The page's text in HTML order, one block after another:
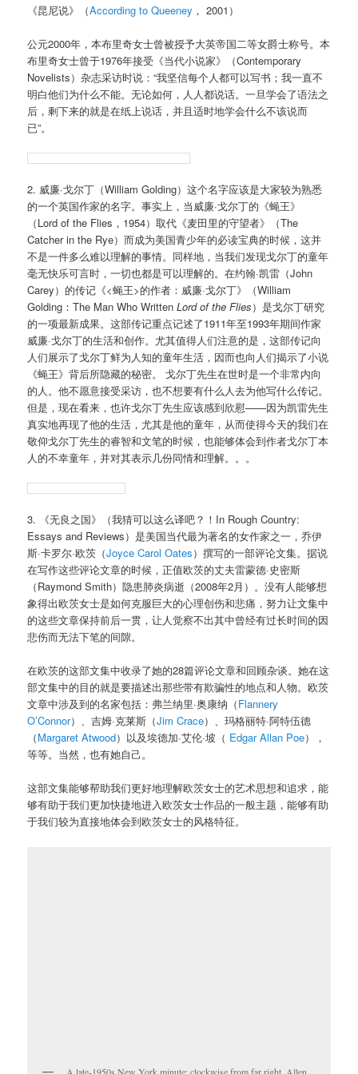
《昆尼说》（According to Queeney ， 2001）
公元2000年，本布里奇女士曾被授予大英帝国二等女爵士称号。本
布里奇女士曾于1976年接受《当代小说家》（Contemporary
Novelists）杂志采访时说：“我坚信每个人都可以写书；我一直不
明白他们为什么不能。无论如何，人人都说话。一旦学会了语法之
后，剩下来的就是在纸上说话，并且适时地学会什么不该说而
已”。
2. 威廉·戈尔丁（William Golding）这个名字应该是大家较为熟悉
的一个英国作家的名字。事实上，当威廉·戈尔丁的《蝇王》
（Lord of the Flies，1954）取代《麦田里的守望者》（The
Catcher in the Rye）而成为美国青少年的必读宝典的时候，这并
不是一件多么难以理解的事情。同样地，当我们发现戈尔丁的童年
毫无快乐可言时，一切也都是可以理解的。在约翰·凯雷（John
Carey）的传记《<蝇王>的作者：威廉·戈尔丁》（William
Golding：The Man Who WrittenLord of the Flies）是戈尔丁研究
的一项最新成果。这部传记重点记述了1911年至1993年期间作家
威廉·戈尔丁的生活和创作。尤其值得人们注意的是，这部传记向
人们展示了戈尔丁鲜为人知的童年生活，因而也向人们揭示了小说
《蝇王》背后所隐藏的秘密。 戈尔丁先生在世时是一个非常内向
的人。他不愿意接受采访，也不想要有什么人去为他写什么传记。
但是，现在看来，也许戈尔丁先生应该感到欣慰——因为凯雷先生
真实地再现了他的生活，尤其是他的童年，从而使得今天的我们在
敬仰戈尔丁先生的睿智和文笔的时候，也能够体会到作者戈尔丁本
人的不幸童年，并对其表示几份同情和理解。。。
3. 《无良之国》（我猜可以这么译吧？！In Rough Country:
Essays and Reviews）是美国当代最为著名的女作家之一，乔伊
斯·卡罗尔·欧茨（Joyce Carol Oates）撰写的一部评论文集。据说
在写作这些评论文章的时候，正值欧茨的丈夫雷蒙德·史密斯
（Raymond Smith）隐患肺炎病逝（2008年2月）。没有人能够想
象得出欧茨女士是如何克服巨大的心理创伤和悲痛，努力让文集中
的这些文章保持前后一贯，让人觉察不出其中曾经有过长时间的因
悲伤而无法下笔的间隙。
在欧茨的这部文集中收录了她的28篇评论文章和回顾杂谈。她在这
部文集中的目的就是要描述出那些带有欺骗性的地点和人物。欧茨
文章中涉及到的名家包括：弗兰纳里·奥康纳（Flannery
O’Connor）、吉姆·克莱斯（Jim Crace）、玛格丽特·阿特伍德
（Margaret Atwood）以及埃德加·艾伦·坡（ Edgar Allan Poe），
等等。当然，也有她自己。
这部文集能够帮助我们更好地理解欧茨女士的艺术思想和追求，能
够有助于我们更加快捷地进入欧茨女士作品的一般主题，能够有助
于我们较为直接地体会到欧茨女士的风格特征。
A late-1950s New York minute: clockwise from far right, Allen